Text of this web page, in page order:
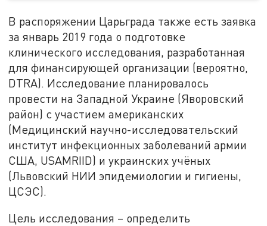
В распоряжении Царьграда также есть заявка
за январь 2019 года о подготовке
клинического исследования, разработанная
для финансирующей организации (вероятно,
DTRA). Исследование планировалось
провести на Западной Украине (Яворовский
район) с участием американских
(Медицинский научно-исследовательский
институт инфекционных заболеваний армии
США, USAMRIID) и украинских учёных
(Львовский НИИ эпидемиологии и гигиены,
ЦСЭС).
Цель исследования – определить